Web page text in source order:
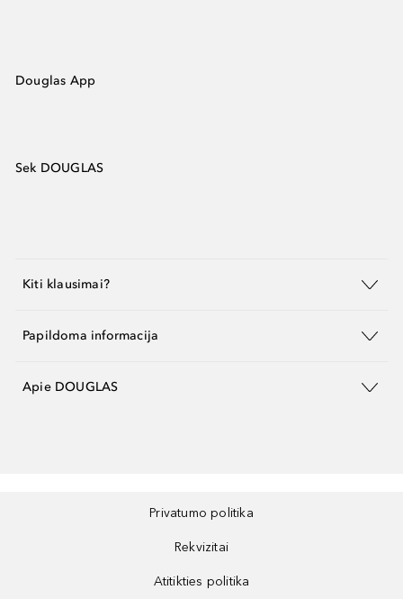
Douglas App
Sek DOUGLAS
Kiti klausimai?
Papildoma informacija
Apie DOUGLAS
Privatumo politika
Rekvizitai
Atitikties politika